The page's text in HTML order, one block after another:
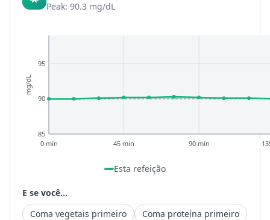
Peak: 90.3 mg/dL
85
90
95
0 min 45 min 90 min
mg/dL
Esta refeição
E se você...
Coma vegetais primeiro
Coma proteína primeiro